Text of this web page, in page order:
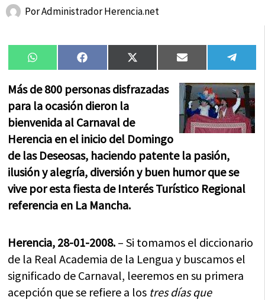
PorAdministrador Herencia.net
Compartir
en
WhatsAppCompartir
en
FacebookCompartir
en
X
(Twitter)
Compartir
en
Email
en
Más de 800 personas disfrazadas
para la ocasión dieron la
bienvenida al Carnaval de
Herencia en el inicio del Domingo
de las Deseosas, haciendo patente la pasión,
ilusión y alegría, diversión y buen humor que se
vive por esta fiesta de Interés Turístico Regional
referencia en La Mancha.
Herencia, 28-01-2008. – Si tomamos el diccionario
de la Real Academia de la Lengua y buscamos el
significado de Carnaval, leeremos en su primera
acepción que se refiere a los tres días que